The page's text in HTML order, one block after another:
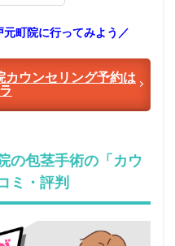
町院に行ってみよう／
ウンセリング予約は
の包茎手術の「カウ
ミ・評判